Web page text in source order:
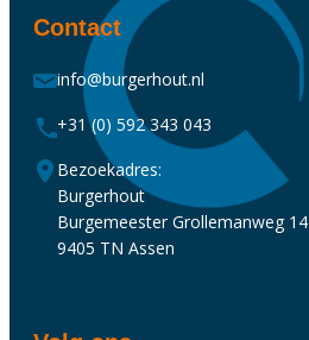
Contact
info@burgerhout.nl
+31 (0) 592 343 043
Bezoekadres:
Burgerhout
Burgemeester Grollemanweg 14
9405 TN Assen